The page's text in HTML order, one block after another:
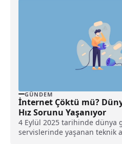
GÜNDEM
İnternet Çöktü mü?
Hız Sorunu Yaşanıyor
4 Eylül 2025 tarihinde dünya
servislerinde yaşanan teknik